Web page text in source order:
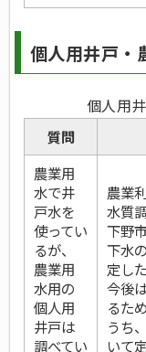
個人用井戸・
個人用
質問
農業用
水で井
戸水を
使ってい
るが、
農業用
水用の
個人用
井戸は
調べてい
農業
水質
下野
下水
定し
今後
るた
うち
いて